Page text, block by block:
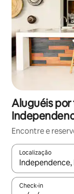
Aluguéis
Encontre e
Localização
Quando os
Check-in